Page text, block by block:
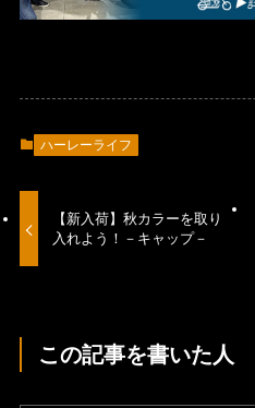
ハーレーライフ
【新入荷】秋カラーを取り
入れよう！－キャップ－
この記事を書いた人